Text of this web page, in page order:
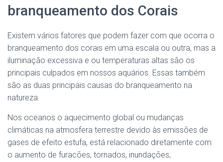
branqueamento dos Corais
Existem vários fatores que podem fazer com que ocorra o
branqueamento dos corais em uma escala ou outra, mas a
iluminação excessiva e ou temperaturas altas são os
principais culpados em nossos aquários. Essas também
são as duas principais causas do branqueamento na
natureza.
Nos oceanos o aquecimento global ou mudanças
climáticas na atmosfera terrestre devido às emissões de
gases de efeito estufa, está relacionado diretamente com
o aumento de furacões, tornados, inundações,